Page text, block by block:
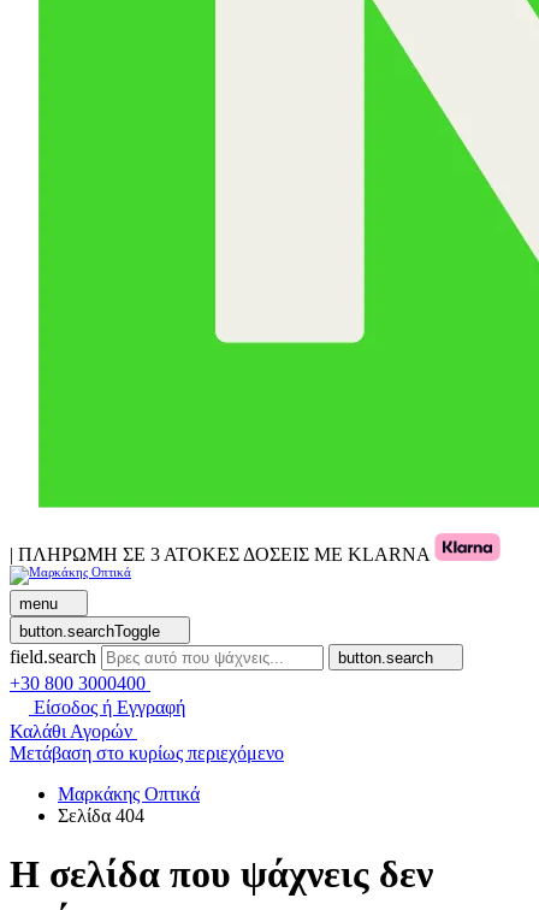
| ΠΛΗΡΩΜΗ ΣΕ 3 ΑΤΟΚΕΣ ΔΟΣΕΙΣ ΜΕ KLARNA
menu
button.searchToggle
field.search button.search
+30 800 3000400
Είσοδος ή Εγγραφή
Καλάθι Αγορών
Μετάβαση στο κυρίως περιεχόμενο
Μαρκάκης Οπτικά
Σελίδα 404
Η σελίδα που ψάχνεις δεν